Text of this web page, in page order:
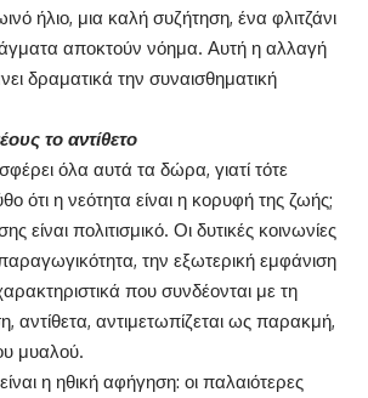
ήλιο, μια καλή συζήτηση, ένα φλιτζάνι
αποκτούν νόημα. Αυτή η αλλαγή
δραματικά την συναισθηματική
το αντίθετο
όλα αυτά τα δώρα, γιατί τότε
ότι η νεότητα είναι η κορυφή της ζωής;
είναι πολιτισμικό. Οι δυτικές κοινωνίες
την εξωτερική εμφάνιση
που συνδέονται με τη
αντίθετα, αντιμετωπίζεται ως παρακμή,
μυαλού.
η ηθική αφήγηση: οι παλαιότερες